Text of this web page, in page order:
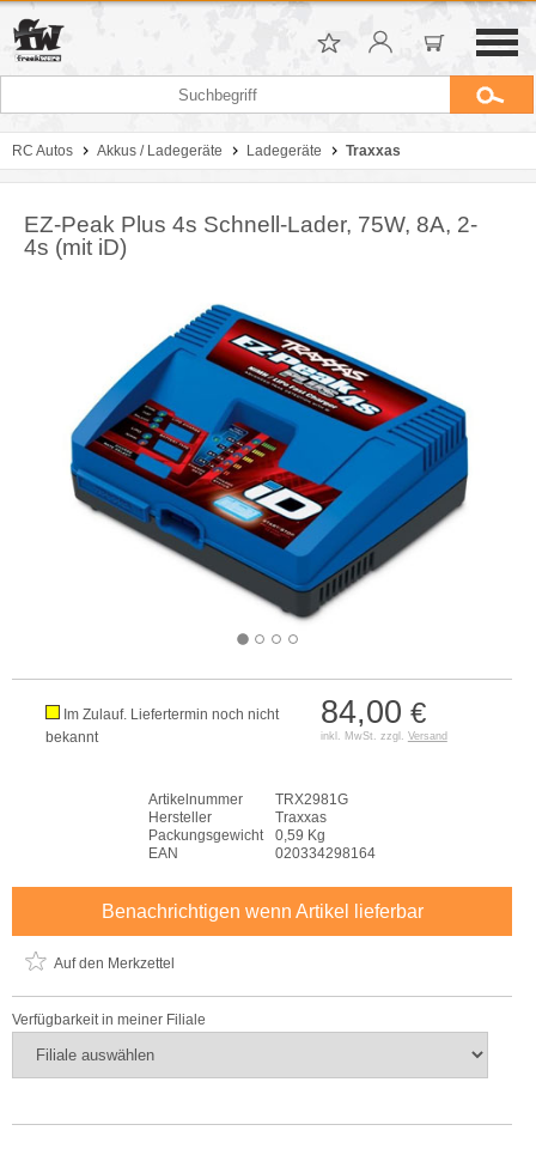
RC Autos Akkus / Ladegeräte Ladegeräte Traxxas
EZ-Peak Plus 4s Schnell-Lader, 75W, 8A, 2-
4s (mit iD)
84,00 €
inkl. MwSt. zzgl. Versand
Im Zulauf. Liefertermin noch nicht
bekannt
Artikelnummer
TRX2981G
Hersteller
Traxxas
Packungsgewicht
0,59 Kg
EAN
020334298164
Benachrichtigen wenn Artikel lieferbar
Auf den Merkzettel
Verfügbarkeit in meiner Filiale